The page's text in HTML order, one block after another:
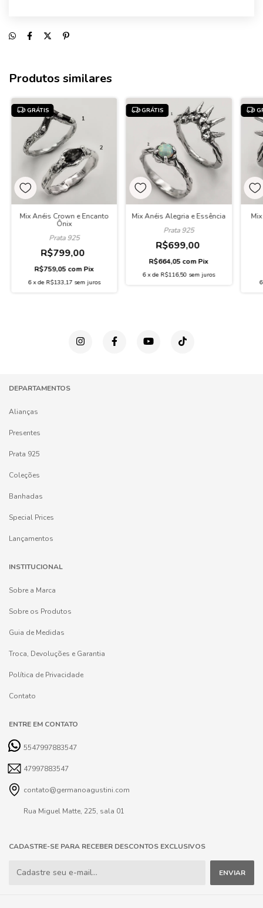
Produtos similares
GRÁTIS
Mix Anéis Crown e Encanto
Ônix
Prata 925
R$799,00
R$759,05com Pix
6 xde R$133,17 sem juros
GRÁTIS
Mix Anéis Alegria e Essência
Prata 925
R$699,00
R$664,05com Pix
6 xde R$116,50 sem juros
6
DEPARTAMENTOS
Alianças
Presentes
Prata 925
Coleções
Banhadas
Special Prices
Lançamentos
INSTITUCIONAL
Sobre a Marca
Sobre os Produtos
Guia de Medidas
Troca, Devoluções e Garantia
Política de Privacidade
Contato
ENTRE EM CONTATO
5547997883547
47997883547
contato@germanoagustini.com
Rua Miguel Matte, 225, sala 01
CADASTRE-SE PARA RECEBER DESCONTOS EXCLUSIVOS